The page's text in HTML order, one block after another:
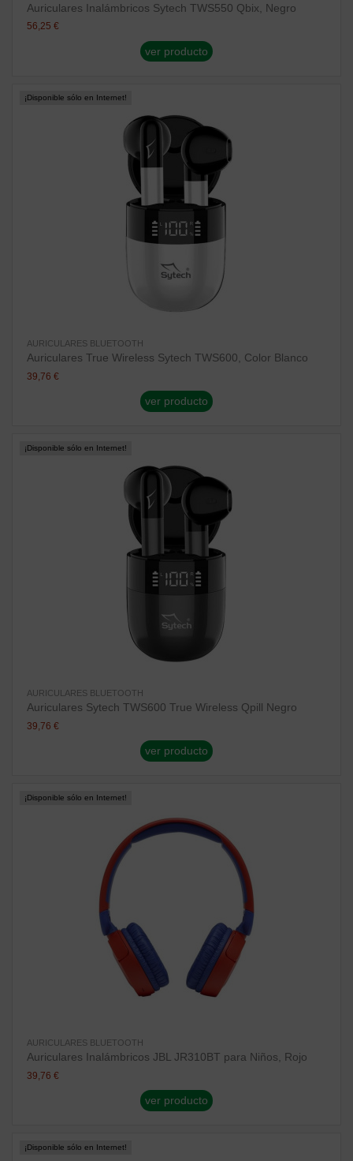
Auriculares Inalámbricos Sytech TWS550 Qbix, Negro
56,25 €
ver producto
¡Disponible sólo en Internet!
AURICULARES BLUETOOTH
Auriculares True Wireless Sytech TWS600, Color Blanco
39,76 €
ver producto
¡Disponible sólo en Internet!
AURICULARES BLUETOOTH
Auriculares Sytech TWS600 True Wireless Qpill Negro
39,76 €
ver producto
¡Disponible sólo en Internet!
AURICULARES BLUETOOTH
Auriculares Inalámbricos JBL JR310BT para Niños, Rojo
39,76 €
ver producto
¡Disponible sólo en Internet!